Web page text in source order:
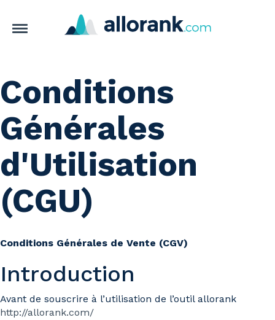
Aller au contenu principal
Conditions
Générales
d'Utilisation
(CGU)
Conditions Générales de Vente (CGV)
Introduction
Avant de souscrire à l’utilisation de l’outil allorank
http://allorank.com/